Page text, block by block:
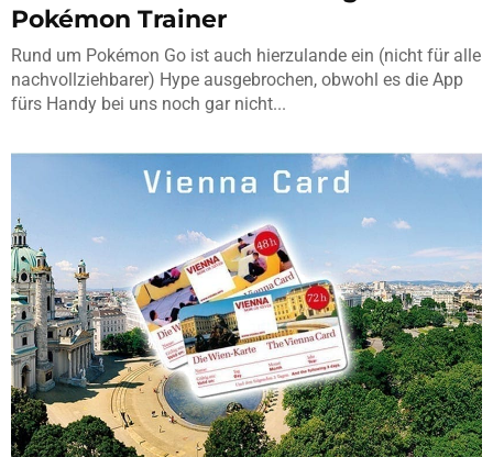
Pokémon Trainer
Rund um Pokémon Go ist auch hierzulande ein (nicht für alle
nachvollziehbarer) Hype ausgebrochen, obwohl es die App
fürs Handy bei uns noch gar nicht...